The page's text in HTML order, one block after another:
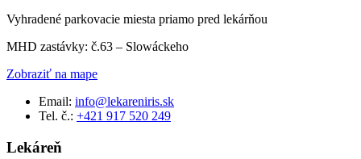
Vyhradené parkovacie miesta priamo pred lekárňou
MHD zastávky: č.63 – Slowáckeho
Zobraziť na mape
Email: info@lekareniris.sk
Tel. č.: +421 917 520 249
Lekáreň